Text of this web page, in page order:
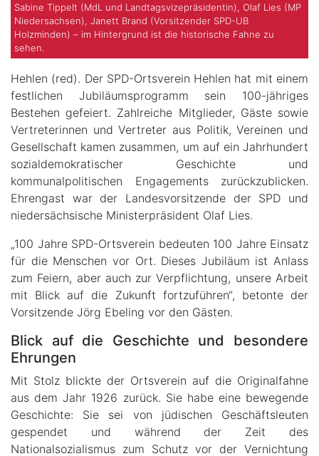
Sabine Tippelt (MdL und Landtagsvizepräsidentin), Olaf Lies (MP
Niedersachsen), Janett Brand (Vorsitzender SPD-UB
Holzminden) – im Hintergrund ist die historische Fahne zu
sehen.
Hehlen (red). Der SPD-Ortsverein Hehlen hat mit einem
festlichen Jubiläumsprogramm sein 100-jähriges
Bestehen gefeiert. Zahlreiche Mitglieder, Gäste sowie
Vertreterinnen und Vertreter aus Politik, Vereinen und
Gesellschaft kamen zusammen, um auf ein Jahrhundert
sozialdemokratischer Geschichte und
kommunalpolitischen Engagements zurückzublicken.
Ehrengast war der Landesvorsitzende der SPD und
niedersächsische Ministerpräsident Olaf Lies.
„100 Jahre SPD-Ortsverein bedeuten 100 Jahre Einsatz
für die Menschen vor Ort. Dieses Jubiläum ist Anlass
zum Feiern, aber auch zur Verpflichtung, unsere Arbeit
mit Blick auf die Zukunft fortzuführen“, betonte der
Vorsitzende Jörg Ebeling vor den Gästen.
Blick auf die Geschichte und besondere
Ehrungen
Mit Stolz blickte der Ortsverein auf die Originalfahne
aus dem Jahr 1926 zurück. Sie habe eine bewegende
Geschichte: Sie sei von jüdischen Geschäftsleuten
gespendet und während der Zeit des
Nationalsozialismus zum Schutz vor der Vernichtung